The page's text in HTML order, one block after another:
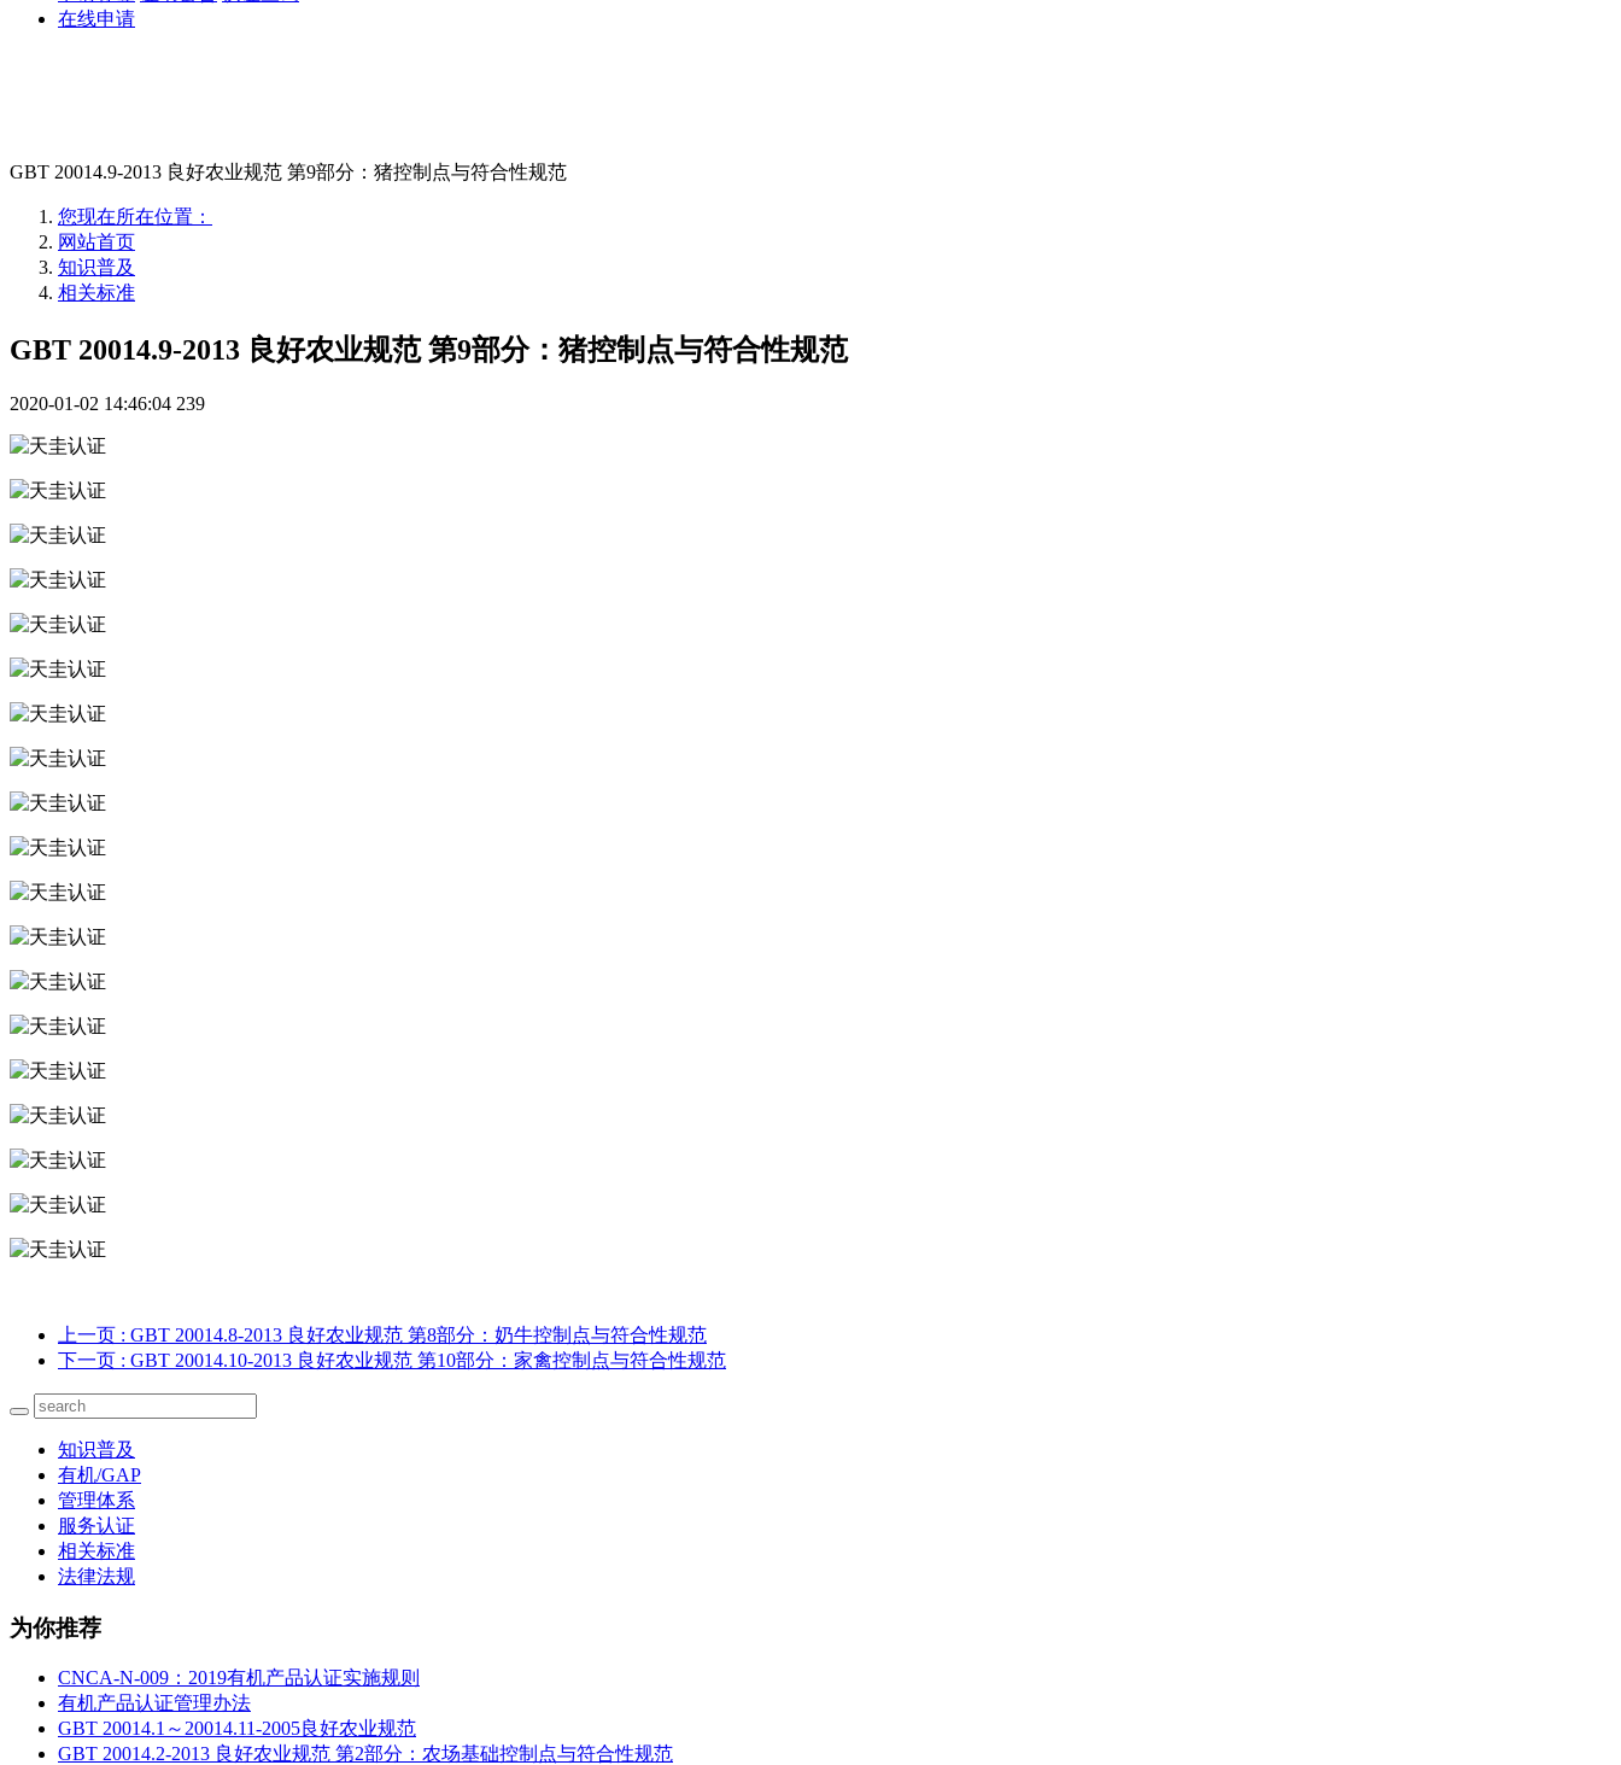
在线申请
GBT 20014.9-2013 良好农业规范 第9部分：猪控制点与符合性规范
您现在所在位置：
网站首页
知识普及
相关标准
GBT 20014.9-2013 良好农业规范 第9部分：猪控制点与符合性规范
2020-01-02 14:46:04 239
上一页 : GBT 20014.8-2013 良好农业规范 第8部分：奶牛控制点与符合性规范
下一页 : GBT 20014.10-2013 良好农业规范 第10部分：家禽控制点与符合性规范
知识普及
有机/GAP
管理体系
服务认证
相关标准
法律法规
为你推荐
CNCA-N-009：2019有机产品认证实施规则
有机产品认证管理办法
GBT 20014.1～20014.11-2005良好农业规范
GBT 20014.2-2013 良好农业规范 第2部分：农场基础控制点与符合性规范